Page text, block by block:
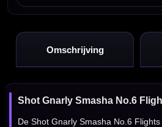
Omschrijving
Shot Gnarly Smasha No.6
De Shot Gnarly Smasha No.6